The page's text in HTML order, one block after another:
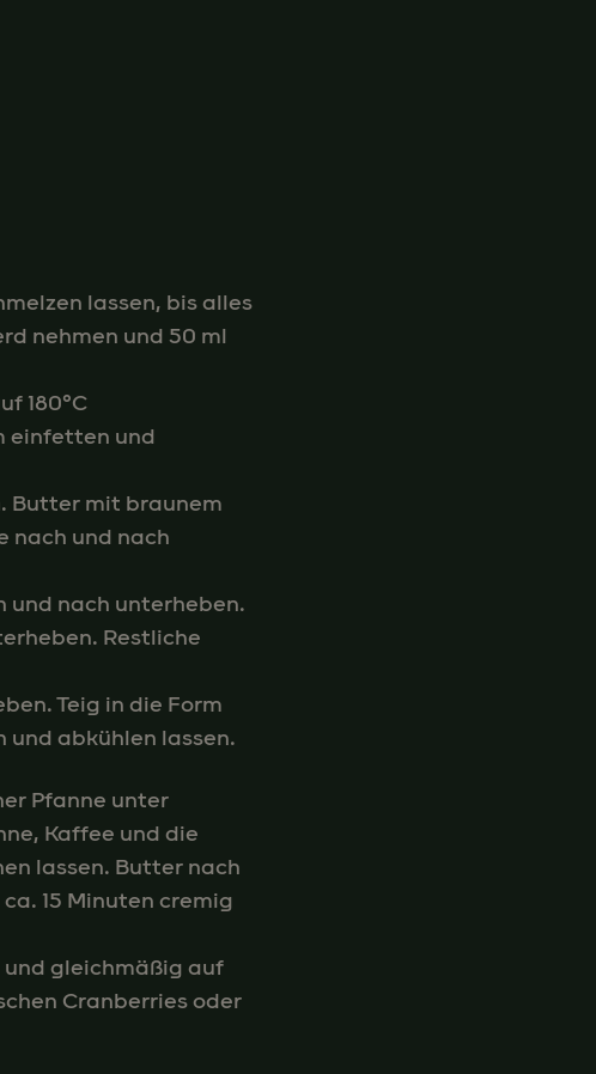
lassen, bis alles
nehmen und 50 ml
180°C
einfetten und
Butter mit braunem
nach und nach
und nach unterheben.
Restliche
Teig in die Form
und abkühlen lassen.
Pfanne unter
Kaffee und die
lassen. Butter nach
15 Minuten cremig
und gleichmäßig auf
Cranberries oder